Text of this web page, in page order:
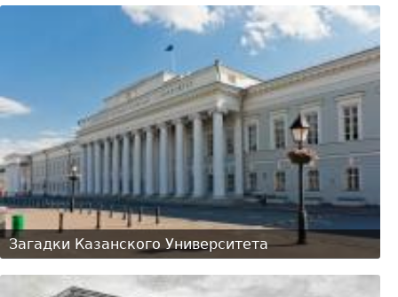
Загадки Казанского Университета